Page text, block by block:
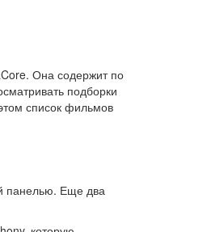
Она содержит по
подборки
список фильмов
панелью. Еще два